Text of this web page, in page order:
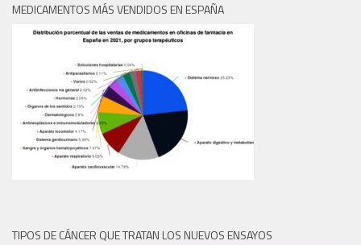
MEDICAMENTOS MÁS VENDIDOS EN ESPAÑA
TIPOS DE CÁNCER QUE TRATAN LOS NUEVOS ENSAYOS